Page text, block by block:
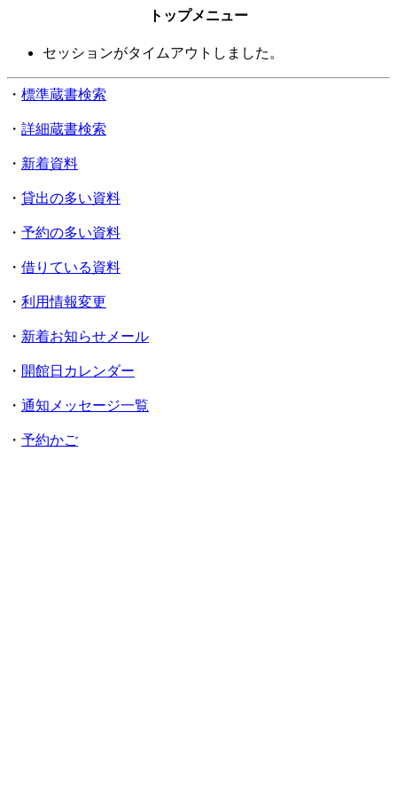
トップメニュー
セッションがタイムアウトしました。
・ 標準蔵書検索
・ 詳細蔵書検索
・ 新着資料
・ 貸出の多い資料
・ 予約の多い資料
・ 借りている資料
・ 利用情報変更
・ 新着お知らせメール
・ 開館日カレンダー
・ 通知メッセージ一覧
・ 予約かご